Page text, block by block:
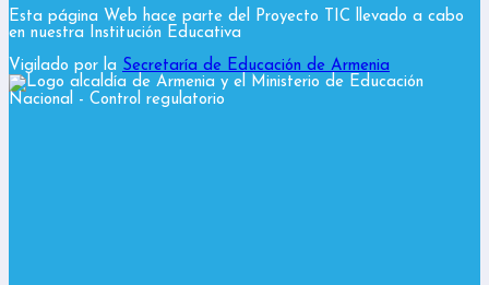
Esta página Web hace parte del Proyecto TIC llevado a cabo
en nuestra Institución Educativa
Vigilado por la Secretaría de Educación de Armenia
y el Ministerio de Educación
Nacional - Control regulatorio